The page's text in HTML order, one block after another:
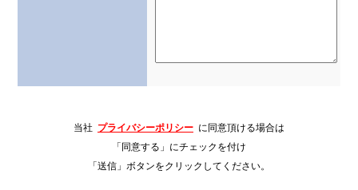
当社 プライバシーポリシー に同意頂ける場合は
「同意する」にチェックを付け
「送信」ボタンをクリックしてください。